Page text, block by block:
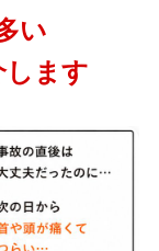
い
します